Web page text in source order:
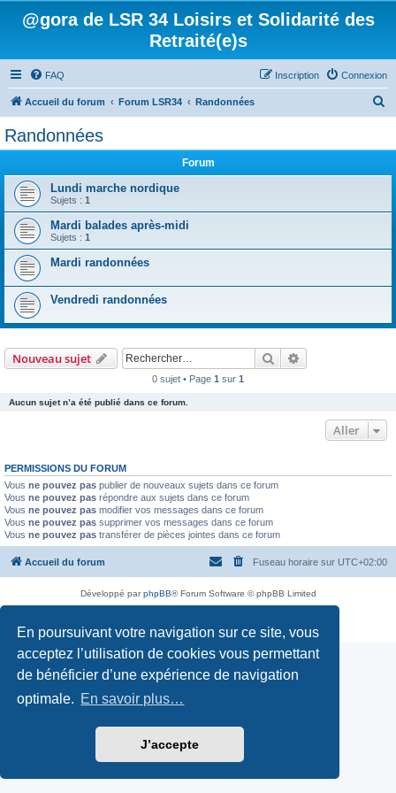
En poursuivant votre navigation sur ce site, vous
acceptez l’utilisation de cookies vous permettant
de bénéficier d’une expérience de navigation
optimale. En savoir plus…
J’accepte
@gora de LSR 34 Loisirs et Solidarité des
Retraité(e)s
FAQ Connexion
Inscription
Accueil du forum Forum LSR34 Randonnées
h
Randonnées
Forum
Lundi marche nordique
Sujets : 1
Mardi balades après-midi
Sujets : 1
Mardi randonnées
Vendredi randonnées
Nouveau sujet Rechercher
0 sujet • Page 1 sur 1
Aucun sujet n’a été publié dans ce forum.
Aller
PERMISSIONS DU FORUM
Vous ne pouvez pas publier de nouveaux sujets dans ce forum
Vous ne pouvez pas répondre aux sujets dans ce forum
Vous ne pouvez pas modifier vos messages dans ce forum
Vous ne pouvez pas supprimer vos messages dans ce forum
Vous ne pouvez pas transférer de pièces jointes dans ce forum
Accueil du forum Fuseau horaire sur UTC+02:00
Développé parphpBB® Forum Software © phpBB Limited
Confidentialité